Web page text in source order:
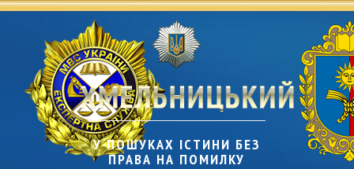
У ПОШУКАХ ІСТИНИ БЕЗ
ПРАВА НА ПОМИЛКУ